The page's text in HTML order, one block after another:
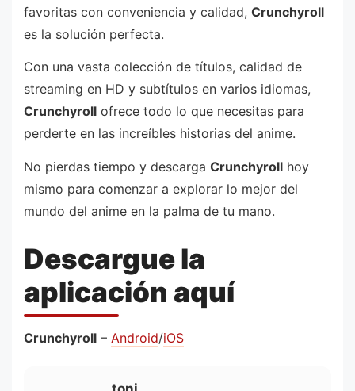
favoritas con conveniencia y calidad, Crunchyroll
es la solución perfecta.
Con una vasta colección de títulos, calidad de
streaming en HD y subtítulos en varios idiomas,
Crunchyroll ofrece todo lo que necesitas para
perderte en las increíbles historias del anime.
No pierdas tiempo y descarga Crunchyroll hoy
mismo para comenzar a explorar lo mejor del
mundo del anime en la palma de tu mano.
Descargue la
aplicación aquí
Crunchyroll – Android/iOS